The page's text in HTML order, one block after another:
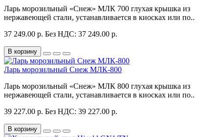
Ларь морозильный «Снеж» МЛК 700 глухая крышка из
нержавеющей стали, устанавливается в киосках или по..
37 249.00 р. Без НДС: 37 249.00 р.
В корзину
Ларь морозильный Снеж МЛК-800
Ларь морозильный «Снеж» МЛК 800 глухая крышка из
нержавеющей стали, устанавливается в киосках или по..
39 227.00 р. Без НДС: 39 227.00 р.
В корзину